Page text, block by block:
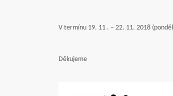
V termínu 19. 11 . – 22. 11. 2018
Děkujeme